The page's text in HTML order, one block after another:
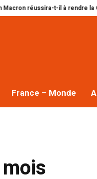
t-il à rendre la
France – Monde